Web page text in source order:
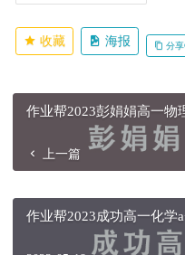
收藏 海报 分享
作业帮2023彭娟娟高一物
上一篇
作业帮2023成功高一化学